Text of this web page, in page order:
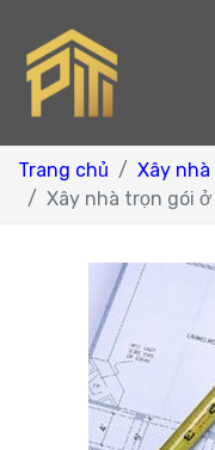
Trang chủ
Xây
Xây nhà trọn gói